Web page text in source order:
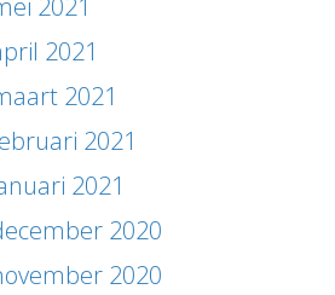
2021
2021
2021
2021
2021
2020
2020